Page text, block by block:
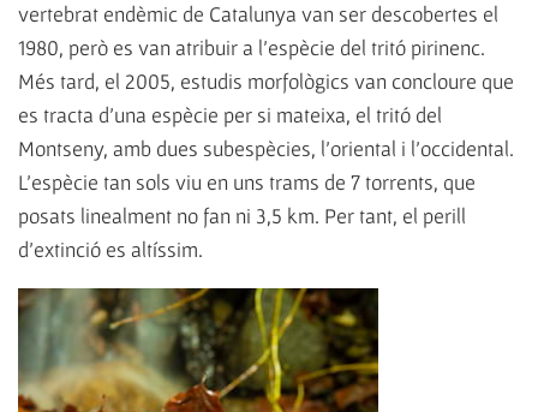
vertebrat endèmic de Catalunya van ser descobertes el
1980, però es van atribuir a l’espècie del tritó pirinenc.
Més tard, el 2005, estudis morfològics van concloure que
es tracta d’una espècie per si mateixa, el tritó del
Montseny, amb dues subespècies, l’oriental i l’occidental.
L’espècie tan sols viu en uns trams de 7 torrents, que
posats linealment no fan ni 3,5 km. Per tant, el perill
d’extinció es altíssim.